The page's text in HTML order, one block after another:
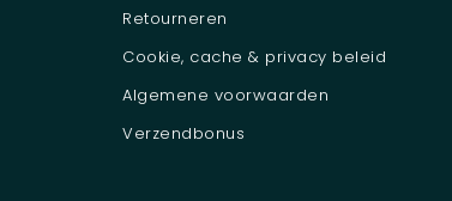
Retourneren
Cookie, cache & privacy beleid
Algemene voorwaarden
Verzendbonus